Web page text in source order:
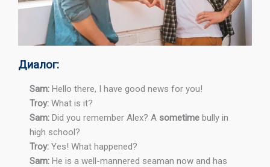
Диалог:
Sam: Hello there, I have good news for you!
Troy: What is it?
Sam: Did you remember Alex? A sometime bully in
high school?
Troy:Yes! What happened?
Sam: He is a well-mannered seaman now and has